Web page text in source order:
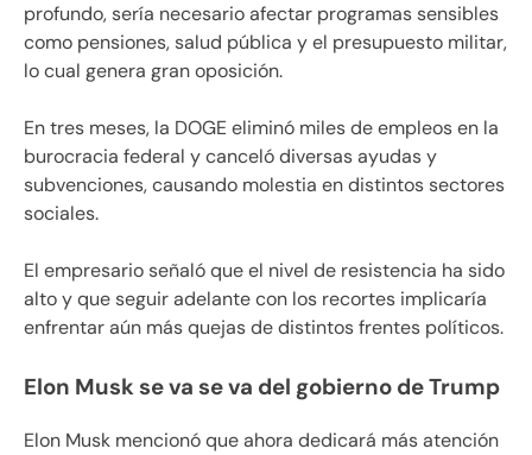
profundo, sería necesario afectar programas sensibles
como pensiones, salud pública y el presupuesto militar,
lo cual genera gran oposición.
En tres meses, la DOGE eliminó miles de empleos en la
burocracia federal y canceló diversas ayudas y
subvenciones, causando molestia en distintos sectores
sociales.
El empresario señaló que el nivel de resistencia ha sido
alto y que seguir adelante con los recortes implicaría
enfrentar aún más quejas de distintos frentes políticos.
Elon Musk se va se va del gobierno de Trump
Elon Musk mencionó que ahora dedicará más atención